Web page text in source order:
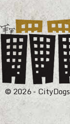
© 2026 - CityDogs